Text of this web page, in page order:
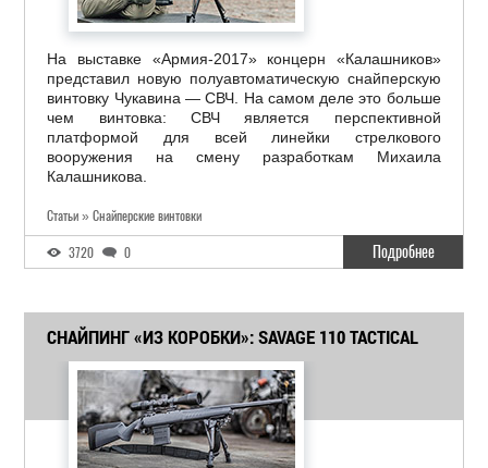
На выставке «Армия-2017» концерн «Калашников»
представил новую полуавтоматическую снайперскую
винтовку Чукавина — СВЧ. На самом деле это больше
чем винтовка: СВЧ является перспективной
платформой для всей линейки стрелкового
вооружения на смену разработкам Михаила
Калашникова.
Статьи » Снайперские винтовки
3720 0 Подробнее
СНАЙПИНГ «ИЗ КОРОБКИ»: SAVAGE 110 TACTICAL